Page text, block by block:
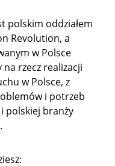
polskim oddziałem
Revolution, a
w Polsce
na rzecz realizacji
w Polsce, z
i potrzeb
polskiej branży